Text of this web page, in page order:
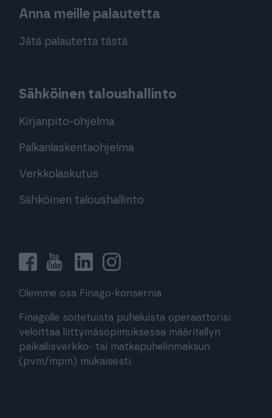
Anna meille palautetta
Jätä palautetta tästä
Sähköinen taloushallinto
Kirjanpito-ohjelma
Palkanlaskentaohjelma
Verkkolaskutus
Sähköinen taloushallinto
Olemme osa Finago-konsernia
Finagolle soitetuista puheluista operaattorisi
veloittaa liittymäsopimuksessa määritellyn
paikallisverkko- tai matkapuhelinmaksun
(pvm/mpm) mukaisesti.